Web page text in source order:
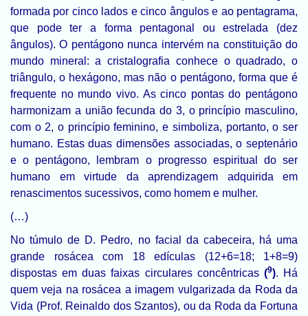
formada por cinco lados e cinco ângulos e ao pentagrama,
que pode ter a forma pentagonal ou estrelada (dez
ângulos). O pentágono nunca intervém na constituição do
mundo mineral: a cristalografia conhece o quadrado, o
triângulo, o hexágono, mas não o pentágono, forma que é
frequente no mundo vivo. As cinco pontas do pentágono
harmonizam a união fecunda do 3, o princípio masculino,
com o 2, o princípio feminino, e simboliza, portanto, o ser
humano. Estas duas dimensões associadas, o septenário
e o pentágono, lembram o progresso espiritual do ser
humano em virtude da aprendizagem adquirida em
renascimentos sucessivos, como homem e mulher.
(…)
No túmulo de D. Pedro, no facial da cabeceira, há uma
grande rosácea com 18 edículas (12+6=18; 1+8=9)
dispostas em duas faixas circulares concêntricas (9). Há
quem veja na rosácea a imagem vulgarizada da Roda da
Vida (Prof. Reinaldo dos Szantos), ou da Roda da Fortuna